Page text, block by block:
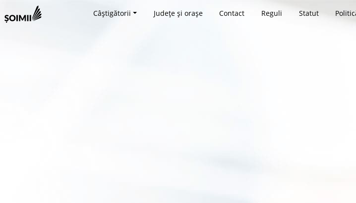
Câștigătorii Județe și orașe Contact Reguli Statut